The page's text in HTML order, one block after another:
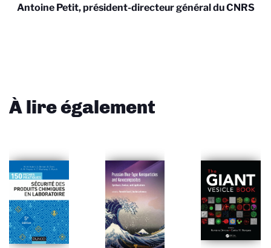
Antoine Petit, président-directeur général du CNRS
À lire également